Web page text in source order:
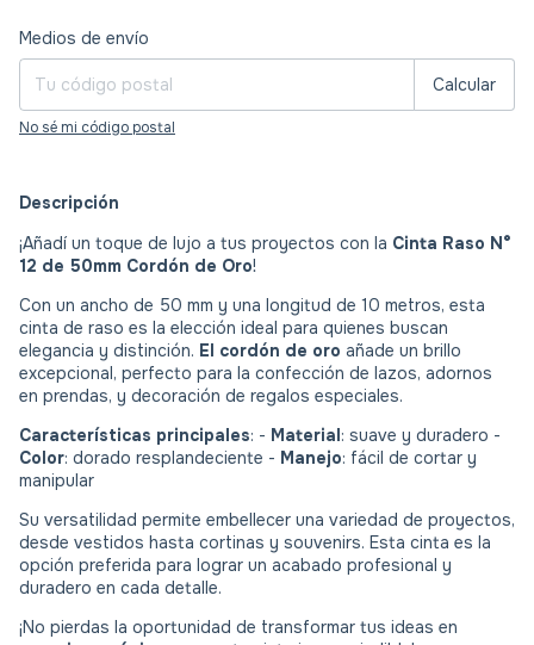
Entregas para el CP:
Medios de envío
Calcular
No sé mi código postal
Descripción
¡Añadí un toque de lujo a tus proyectos con la Cinta Raso N°
12 de 50mm Cordón de Oro!
Con un ancho de 50 mm y una longitud de 10 metros, esta
cinta de raso es la elección ideal para quienes buscan
elegancia y distinción. El cordón de oro añade un brillo
excepcional, perfecto para la confección de lazos, adornos
en prendas, y decoración de regalos especiales.
Características principales: - Material: suave y duradero -
Color: dorado resplandeciente - Manejo: fácil de cortar y
manipular
Su versatilidad permite embellecer una variedad de proyectos,
desde vestidos hasta cortinas y souvenirs. Esta cinta es la
opción preferida para lograr un acabado profesional y
duradero en cada detalle.
¡No pierdas la oportunidad de transformar tus ideas en